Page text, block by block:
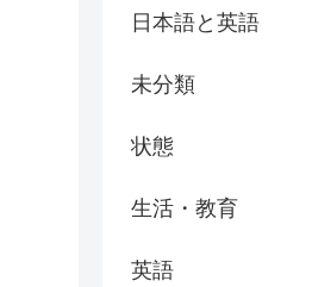
日本語と英語
未分類
状態
生活・教育
英語